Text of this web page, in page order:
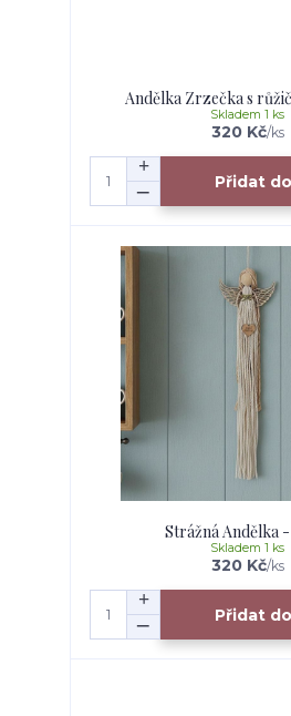
Andělka Zrzečka s
320 Kč/ks
Skladem 1 ks
Přidat
Strážná Andělka
320 Kč/ks
Skladem 1 ks
Přidat